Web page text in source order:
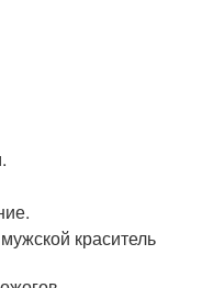
краситель